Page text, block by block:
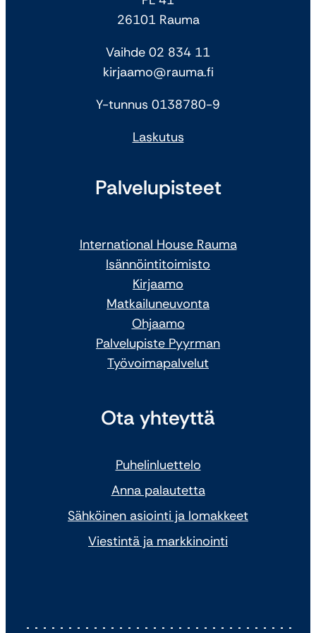
26101 Rauma
Vaihde 02 834 11
kirjaamo@rauma.fi
Y-tunnus 0138780-9
Laskutus
Palvelupisteet
International House Rauma
Isännöintitoimisto
Kirjaamo
Matkailuneuvonta
Ohjaamo
Palvelupiste Pyyrman
Työvoimapalvelut
Ota yhteyttä
Puhelinluettelo
Anna palautetta
Sähköinen asiointi ja lomakkeet
Viestintä ja markkinointi